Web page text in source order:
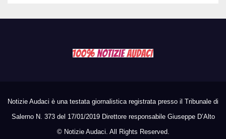
Notizie Audaci è una testata giornalistica registrata presso il Tribunale di
Salerno N. 373 del 17/01/2019 Direttore responsabile Giuseppe D’Alto
© Notizie Audaci. All Rights Reserved.